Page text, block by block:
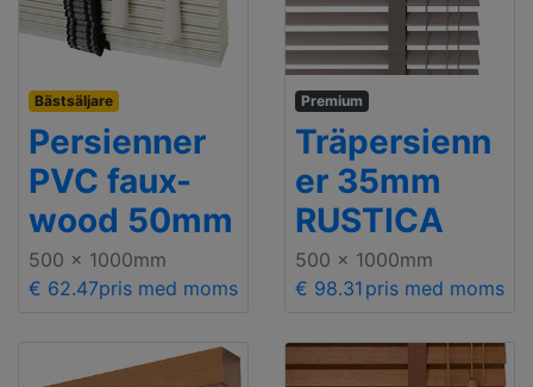
Bästsäljare
Persienner
PVC faux-
wood 50mm
500 x 1000mm
€ 62.47pris med moms
Premium
Träpersienn
er 35mm
RUSTICA
500 x 1000mm
€ 98.31 pris med moms